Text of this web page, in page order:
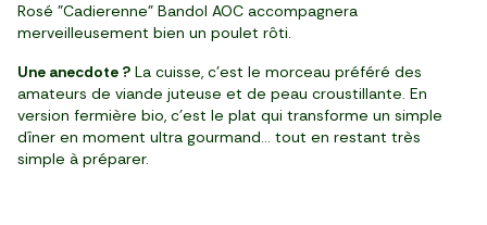
Rosé "Cadierenne" Bandol AOC accompagnera
merveilleusement bien un poulet rôti.
Une anecdote ? La cuisse, c’est le morceau préféré des
amateurs de viande juteuse et de peau croustillante. En
version fermière bio, c’est le plat qui transforme un simple
dîner en moment ultra gourmand… tout en restant très
simple à préparer.